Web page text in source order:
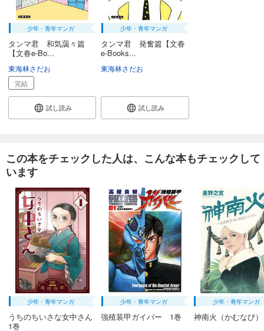
少年・青年マンガ
タンマ君 和気藹々篇
【文春e-Bo...
東海林さだお
完結
試し読み
少年・青年マンガ
タンマ君 発奮篇【文春
e-Books...
東海林さだお
試し読み
この本をチェックした人は、こんな本もチェックして
います
少年・青年マンガ
うちのちいさな女中さん
1巻
少年・青年マンガ
強殖装甲ガイバー 1巻
少年・青年マンガ
神南火（かむなび）